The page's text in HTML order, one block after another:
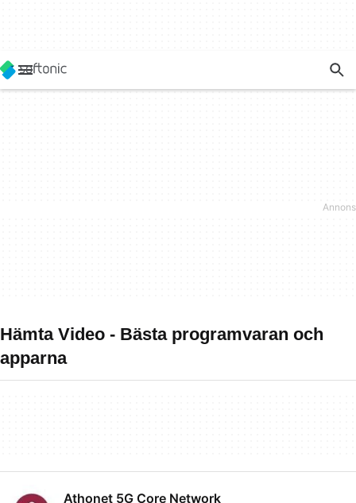
Hämta Video - Bästa programvaran och
apparna
Athonet 5G Core Network